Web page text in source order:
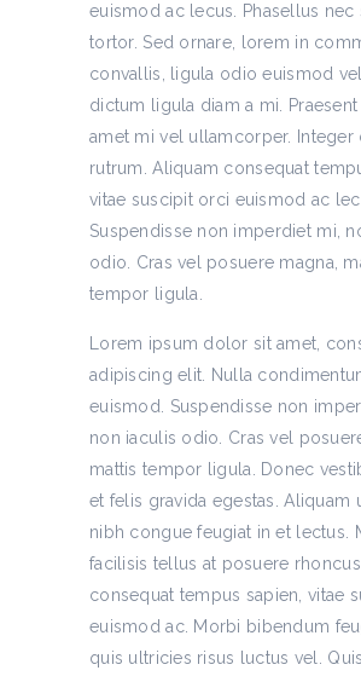
euismod ac lecus. Phasellus
tortor. Sed ornare, lorem in
convallis, ligula odio euismod
dictum ligula diam a mi.
amet mi vel ullamcorper. Integer
rutrum. Aliquam consequat
vitae suscipit orci euismod ac
Suspendisse non imperdiet mi,
odio. Cras vel posuere magna,
tempor ligula.
Lorem ipsum dolor sit amet,
adipiscing elit. Nulla
euismod. Suspendisse non
non iaculis odio. Cras vel
mattis tempor ligula. Donec
et felis gravida egestas. Aliquam
nibh congue feugiat in et lectus.
facilisis tellus at posuere
consequat tempus sapien, vitae
euismod ac. Morbi bibendum
quis ultricies risus luctus vel.